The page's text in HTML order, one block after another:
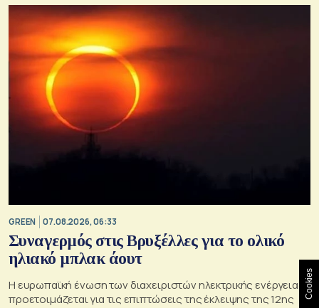
GREEN 07.08.2026, 06:33
Συναγερμός στις Βρυξέλλες για το ολικό
ηλιακό μπλακ άουτ
Η ευρωπαϊκή ένωση των διαχειριστών ηλεκτρικής ενέργειας
προετοιμάζεται για τις επιπτώσεις της έκλειψης της 12ης
Cookies